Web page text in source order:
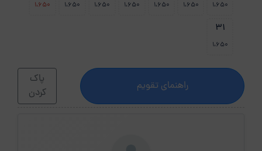
1،650 1،650 1،650 1،650 1،650 1،650 1،650
31
1،650
راهنمای تقویم
پاک
کردن